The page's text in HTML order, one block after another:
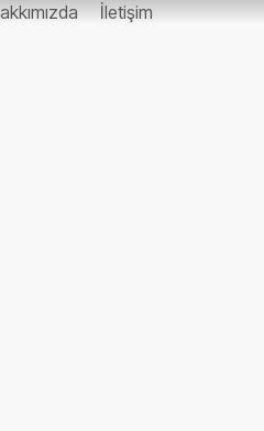
İletişim